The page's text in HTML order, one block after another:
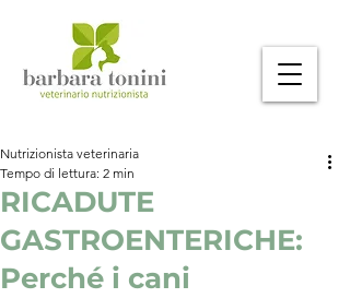
RICADUTE
GASTROENTERICHE:
Perché i cani
Nutrizionista veterinaria
Tempo di lettura: 2 min